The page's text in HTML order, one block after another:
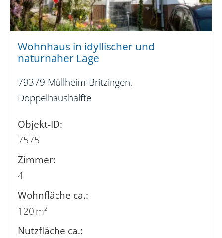
Wohnhaus in idyllischer und
naturnaher Lage
79379 Müllheim-Britzingen,
Doppelhaushälfte
Objekt-ID:
7575
Zimmer:
4
Wohnfläche ca.:
120 m²
Nutzfläche ca.: